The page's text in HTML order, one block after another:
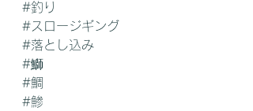
#釣り
#スロージギング
#落とし込み
#鰤
#鯛
#鯵